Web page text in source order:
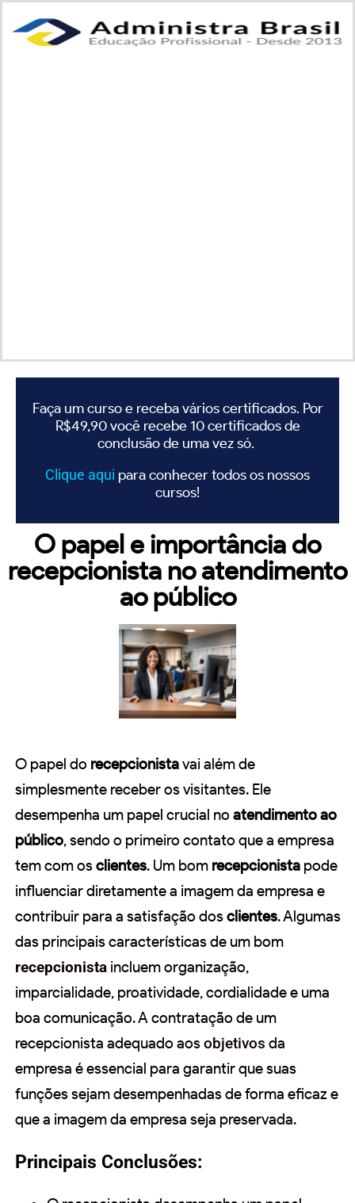
Faça um curso e receba vários certificados. Por
R$49,90 você recebe 10 certificados de
conclusão de uma vez só.
Clique aqui para conhecer todos os nossos
cursos!
O papel e importância do
recepcionista no atendimento
ao público
O papel do recepcionistavai além de
simplesmente receber os visitantes. Ele
desempenha um papel crucial no atendimento ao
público, sendo o primeiro contato que a empresa
tem com osclientes. Um bom recepcionista pode
influenciar diretamente a imagem da empresa e
contribuir para a satisfação dosclientes. Algumas
das principais características de um bom
recepcionista incluem organização,
imparcialidade, proatividade, cordialidade e uma
boa comunicação. A contratação de um
recepcionista adequado aosobjetivos da
empresa é essencial para garantir que suas
funções sejam desempenhadas de forma eficaz e
que a imagem da empresa seja preservada.
Principais Conclusões: